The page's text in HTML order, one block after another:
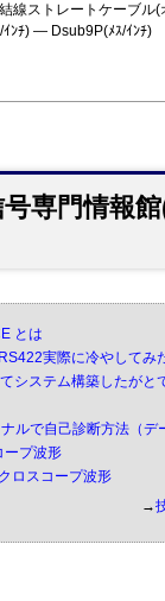
線ストレートケーブ
ｲﾝﾁ) ― Dsub9P(ﾒｽ/ｲﾝﾁ)
号専門情報
とは
実際に冷やしてみ
システム構築したがと
ルで自己診断方法（デ
ープ波形
ロスコープ波形
→